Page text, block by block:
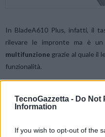
TecnoGazzetta - Do Not
Information
If you wish to opt-out of the
In BladeA610 Plus, infatti, il
rilevare le impronte ma è
multifunzione grazie al quale il
funzionalità.
Attraverso il sensore, infatti,
schermo ma anche
condividere file o fotografie.